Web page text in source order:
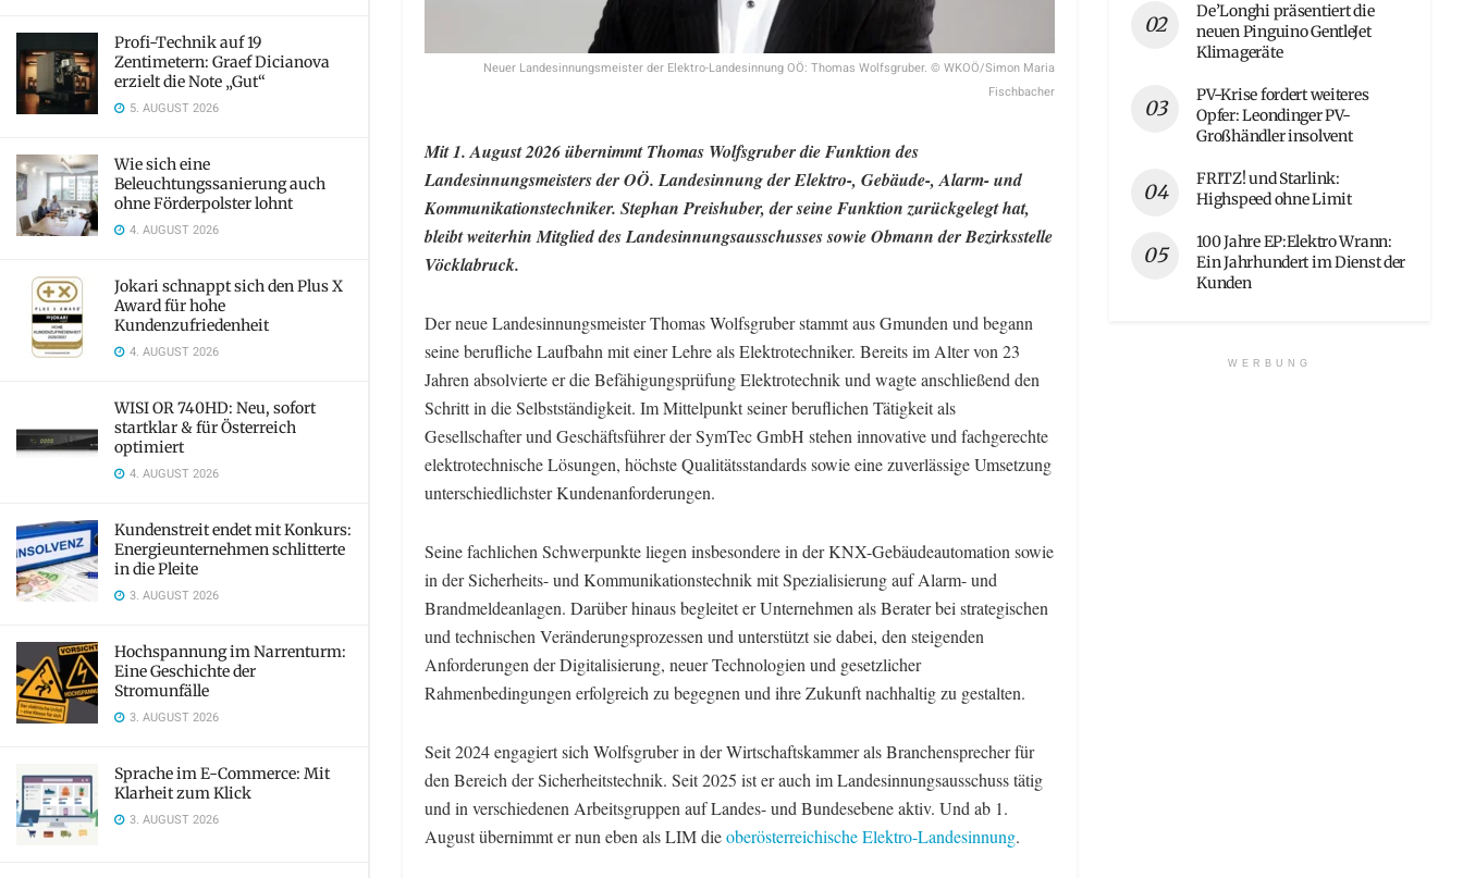
Profi-Technik auf 19
Zentimetern: Graef Dicianova
erzielt die Note „Gut“
5. AUGUST 2026
Wie sich eine
Beleuchtungssanierung auch
ohne Förderpolster lohnt
4. AUGUST 2026
Jokari schnappt sich den Plus X
Award für hohe
Kundenzufriedenheit
4. AUGUST 2026
WISI OR 740HD: Neu, sofort
startklar & für Österreich
optimiert
4. AUGUST 2026
Kundenstreit endet mit Konkurs:
Energieunternehmen schlitterte
in die Pleite
3. AUGUST 2026
Hochspannung im Narrenturm:
Eine Geschichte der
Stromunfälle
3. AUGUST 2026
Sprache im E-Commerce: Mit
Klarheit zum Klick
3. AUGUST 2026
Neuer Landesinnungsmeister der Elektro-Landesinnung OÖ: Thomas Wolfsgruber. © WKOÖ/Simon Maria
Fischbacher
Mit 1. August 2026 übernimmt Thomas Wolfsgruber die Funktion des
Landesinnungsmeisters der OÖ. Landesinnung der Elektro-, Gebäude-, Alarm- und
Kommunikationstechniker. Stephan Preishuber, der seine Funktion zurückgelegt hat,
bleibt weiterhin Mitglied des Landesinnungsausschusses sowie Obmann der Bezirksstelle
Vöcklabruck.
Der neue Landesinnungsmeister Thomas Wolfsgruber stammt aus Gmunden und begann
seine berufliche Laufbahn mit einer Lehre als Elektrotechniker. Bereits im Alter von 23
Jahren absolvierte er die Befähigungsprüfung Elektrotechnik und wagte anschließend den
Schritt in die Selbstständigkeit. Im Mittelpunkt seiner beruflichen Tätigkeit als
Gesellschafter und Geschäftsführer der SymTec GmbH stehen innovative und fachgerechte
elektrotechnische Lösungen, höchste Qualitätsstandards sowie eine zuverlässige Umsetzung
unterschiedlichster Kundenanforderungen.
Seine fachlichen Schwerpunkte liegen insbesondere in der KNX-Gebäudeautomation sowie
in der Sicherheits- und Kommunikationstechnik mit Spezialisierung auf Alarm- und
Brandmeldeanlagen. Darüber hinaus begleitet er Unternehmen als Berater bei strategischen
und technischen Veränderungsprozessen und unterstützt sie dabei, den steigenden
Anforderungen der Digitalisierung, neuer Technologien und gesetzlicher
Rahmenbedingungen erfolgreich zu begegnen und ihre Zukunft nachhaltig zu gestalten.
Seit 2024 engagiert sich Wolfsgruber in der Wirtschaftskammer als Branchensprecher für
den Bereich der Sicherheitstechnik. Seit 2025 ist er auch im Landesinnungsausschuss tätig
und in verschiedenen Arbeitsgruppen auf Landes- und Bundesebene aktiv. Und ab 1.
August übernimmt er nun eben als LIM dieoberösterreichische Elektro-Landesinnung.
De’Longhi präsentiert die
neuen Pinguino GentleJet
Klimageräte
PV-Krise fordert weiteres
Opfer: Leondinger PV-
Großhändler insolvent
FRITZ! und Starlink:
Highspeed ohne Limit
100 Jahre EP:Elektro Wrann:
Ein Jahrhundert im Dienst der
Kunden
WERBUNG